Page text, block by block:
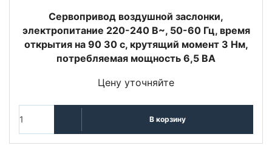
Сервопривод воздушной заслонки,
электропитание 220-240 В~, 50-60 Гц, время
открытия на 90 30 с, крутящий момент 3 Нм,
потребляемая мощность 6,5 ВА
Цену уточняйте
В корзину